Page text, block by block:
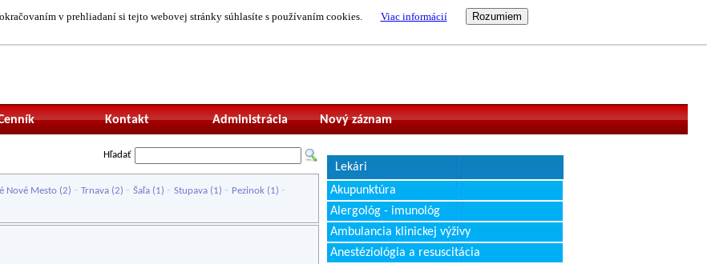
v prehliadaní si tejto webovej stránky súhlasíte s používaním cookies. Viac informácií
Nový záznam
Administrácia
Kontakt
Hľadať
Nové Mesto (2) - Trnava (2) - Šaľa (1) - Stupava (1) - Pezinok (1) -
Lekári
Akupunktúra
Alergológ - imunológ
Ambulancia klinickej výživy
Anestéziológia a resuscitácia